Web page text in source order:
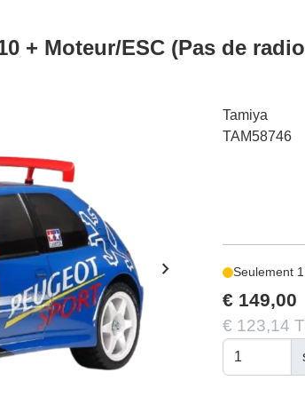
+ Moteur/ESC (Pas de
chevron_right
Tamiya
TAM58746
Seulement
€ 149,00
€ 123,14